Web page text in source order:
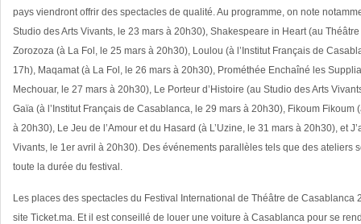
pays viendront offrir des spectacles de qualité. Au programme, on note
Studio des Arts Vivants, le 23 mars à 20h30), Shakespeare in Heart (au
Zorozoza (à La Fol, le 25 mars à 20h30), Loulou (à l’Institut Français de
17h), Maqamat (à La Fol, le 26 mars à 20h30), Prométhée Enchaîné les
Mechouar, le 27 mars à 20h30), Le Porteur d’Histoire (au Studio des Arts
Gaïa (à l’Institut Français de Casablanca, le 29 mars à 20h30), Fikoum
à 20h30), Le Jeu de l’Amour et du Hasard (à L’Uzine, le 31 mars à 20h30), et
Vivants, le 1er avril à 20h30). Des événements parallèles tels que des ateliers
toute la durée du festival.
Les places des spectacles du Festival International de Théâtre de Casablanca
site Ticket.ma. Et il est conseillé de louer une voiture à Casablanca pour se